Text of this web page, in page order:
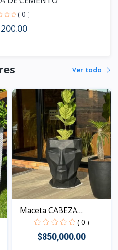
( 0 )
Ver todo
Maceta CABEZA
GEOMETRIC...
( 0 )
$850,000.00